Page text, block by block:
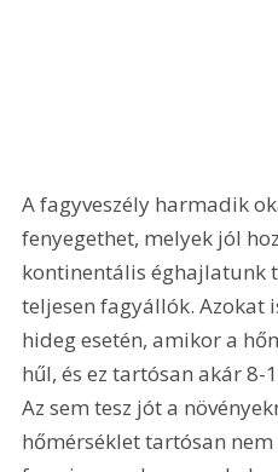
A fagyveszély harmadik
fenyegethet, melyek jól
kontinentális éghajlatunk
teljesen fagyállók. Azokat
hideg esetén, amikor a
hűl, és ez tartósan akár
Az sem tesz jót a
hőmérséklet tartósan